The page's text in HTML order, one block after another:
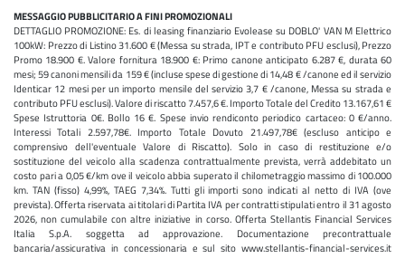
MESSAGGIO PUBBLICITARIO A FINI PROMOZIONALI
DETTAGLIO PROMOZIONE: Es. di leasing finanziario Evolease su DOBLO' VAN M Elettrico
100kW: Prezzo di Listino 31.600 € (Messa su strada, IPT e contributo PFU esclusi), Prezzo
Promo 18.900 €. Valore fornitura 18.900 €: Primo canone anticipato 6.287 €, durata 60
mesi; 59 canoni mensili da 159 € (incluse spese di gestione di 14,48 € /canone ed il servizio
Identicar 12 mesi per un importo mensile del servizio 3,7 € /canone, Messa su strada e
contributo PFU esclusi). Valore di riscatto 7.457,6 €. Importo Totale del Credito 13.167,61 €
Spese Istruttoria 0€. Bollo 16 €. Spese invio rendiconto periodico cartaceo: 0 €/anno.
Interessi Totali 2.597,78€. Importo Totale Dovuto 21.497,78€ (escluso anticipo e
comprensivo dell'eventuale Valore di Riscatto). Solo in caso di restituzione e/o
sostituzione del veicolo alla scadenza contrattualmente prevista, verrà addebitato un
costo pari a 0,05 €/km ove il veicolo abbia superato il chilometraggio massimo di 100.000
km. TAN (fisso) 4,99%, TAEG 7,34%. Tutti gli importi sono indicati al netto di IVA (ove
prevista). Offerta riservata ai titolari di Partita IVA per contratti stipulati entro il 31 agosto
2026, non cumulabile con altre iniziative in corso. Offerta Stellantis Financial Services
Italia S.p.A. soggetta ad approvazione. Documentazione precontrattuale
bancaria/assicurativa in concessionaria e sul sito www.stellantis-financial-services.it